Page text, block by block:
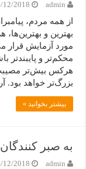
admin
12/2018
از همه مردم،
بهترین و
مورد آزمایش قرار
محکم‌تر و
هرکس بیش‌تر
بزرگ‌تر خواهد بود.
بیشتر بخوانید »
به صبر
admin
12/2018